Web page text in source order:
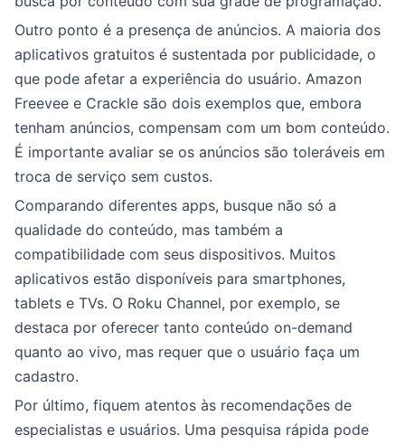
Outro ponto é a presença de anúncios. A maioria dos
aplicativos gratuitos é sustentada por publicidade, o
que pode afetar a experiência do usuário. Amazon
Freevee e Crackle são dois exemplos que, embora
tenham anúncios, compensam com um bom conteúdo.
É importante avaliar se os anúncios são toleráveis em
troca de serviço sem custos.
Comparando diferentes apps, busque não só a
qualidade do conteúdo, mas também a
compatibilidade com seus dispositivos. Muitos
aplicativos estão disponíveis para smartphones,
tablets e TVs. O Roku Channel, por exemplo, se
destaca por oferecer tanto conteúdo on-demand
quanto ao vivo, mas requer que o usuário faça um
cadastro.
Por último, fiquem atentos às recomendações de
especialistas e usuários. Uma pesquisa rápida pode